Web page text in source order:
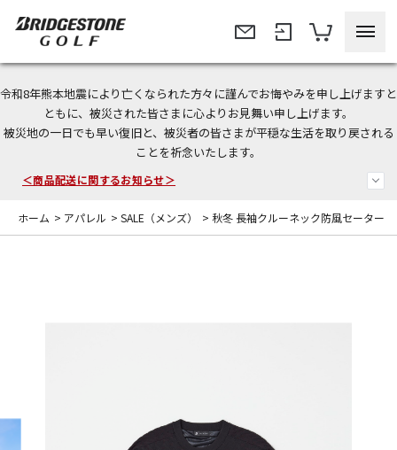
令和8年熊本地震により亡くなられた方々に謹んでお悔やみを申し上げますと
ともに、被災された皆さまに心よりお見舞い申し上げます。
被災地の一日でも早い復旧と、被災者の皆さまが平穏な生活を取り戻される
ことを祈念いたします。
今なら新規会員登録で1,000円OFFクーポンプレゼント！
＜商品配送に関するお知らせ＞
＜夏季休暇中のご注文・発送・お問い合わせ＞
ホーム > アパレル > SALE（メンズ） > 秋冬 長袖クルーネック防風セーター